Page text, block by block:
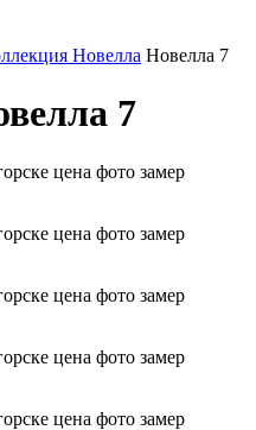
Новелла Новелла 7
7